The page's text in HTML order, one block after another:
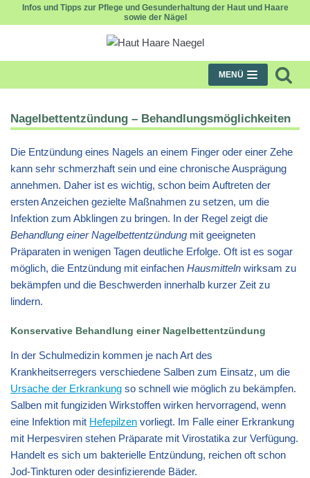
Infos und Tipps zur Pflege und Gesunderhaltung der Haut und Haare
sowie der Nägel
MENÜ
Nagelbettentzündung – Behandlungsmöglichkeiten
Die Entzündung eines Nagels an einem Finger oder einer Zehe
kann sehr schmerzhaft sein und eine chronische Ausprägung
annehmen. Daher ist es wichtig, schon beim Auftreten der
ersten Anzeichen gezielte Maßnahmen zu setzen, um die
Infektion zum Abklingen zu bringen. In der Regel zeigt die
Behandlung einer Nagelbettentzündung mit geeigneten
Präparaten in wenigen Tagen deutliche Erfolge. Oft ist es sogar
möglich, die Entzündung mit einfachen Hausmitteln wirksam zu
bekämpfen und die Beschwerden innerhalb kurzer Zeit zu
lindern.
Konservative Behandlung einer Nagelbettentzündung
In der Schulmedizin kommen je nach Art des
Krankheitserregers verschiedene Salben zum Einsatz, um die
Ursache der Erkrankung so schnell wie möglich zu bekämpfen.
Salben mit fungiziden Wirkstoffen wirken hervorragend, wenn
eine Infektion mit Hefepilzen vorliegt. Im Falle einer Erkrankung
mit Herpesviren stehen Präparate mit Virostatika zur Verfügung.
Handelt es sich um bakterielle Entzündung, reichen oft schon
Jod-Tinkturen oder desinfizierende Bäder.